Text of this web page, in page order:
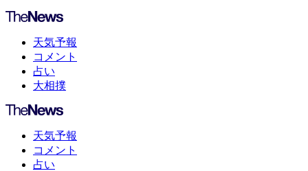
天気予報
コメント
占い
大相撲
天気予報
コメント
占い